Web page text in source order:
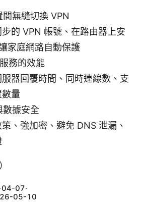
無縫切換 VPN
的 VPN 帳號、在路由器上安
家庭網路自動保護
務的效能
器回覆時間、同時連線數、支
量
數據安全
、強加密、避免 DNS 泄漏、
07·
05-10